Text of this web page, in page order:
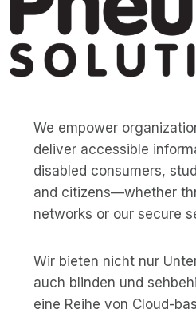
We empower
deliver accessible
disabled consumers,
and citizens—whether
networks or our secure
Wir bieten nicht nur
auch blinden und
eine Reihe von Cloud-